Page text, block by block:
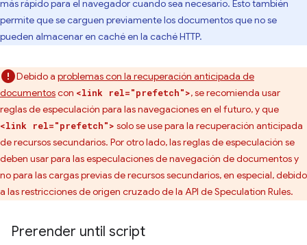
más rápido para el navegador cuando sea necesario. Esto también
permite que se carguen previamente los documentos que no se
pueden almacenar en caché en la caché HTTP.
Debido a problemas con la recuperación anticipada de
documentoscon <link rel="prefetch">, se recomienda usar
reglas de especulación para las navegaciones en el futuro, y que
<link rel="prefetch"> solo se use para la recuperación anticipada
de recursos secundarios. Por otro lado, las reglas de especulación se
deben usar para las especulaciones de navegación de documentos y
no para las cargas previas de recursos secundarios, en especial, debido
a las restricciones de origen cruzado de la API de Speculation Rules.
Prerender until script